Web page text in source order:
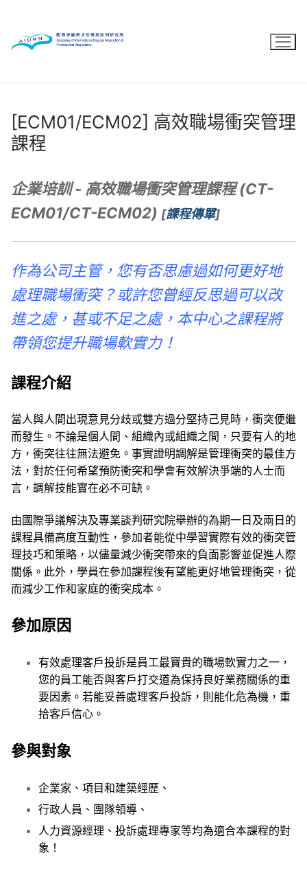
content
[ECM01/ECM02] 高效職場衝突管理
課程
企業培訓 - 高效職場衝突管理課程 (CT-
ECM01/CT-ECM02) [課程傳單]
作為公司主管，您有否思慮過如何更好地
處理職場衝突？或許您曾經反思過可以改
進之處，甚或不足之處，本中心之課程將
帶領您提升職場軟實力！
課程介紹
當人與人間出現意見分歧或雙方過分堅持己見時，衝突便繼
而發生。不論是個人間、組織內或組織之間，只要有人的地
方，衝突往往無法避免。事實證明調解是管理衝突的最佳方
法，對於任何希望預防衝突和學會有效解決爭端的人士而
言，調解技能實在必不可缺。
由國際爭議解決及專業談判研究院舉辦的為期一日及兩日的
課程具備高度互動性，參加者能從中學習實際有效的衝突管
理技巧和策略，以儘量減少衝突帶來的負面影響並促進人際
關係。此外，學員在參加課程後有望能更好地管理衝突，從
而減少工作和家庭的衝突成本。
參加原因
有效處理客戶投訴是員工最寶貴的職場軟實力之一，
您的員工能否與客戶打交道為保持良好業務關係的重
要因素。若能妥善處理客戶投訴，則能化危為機，重
拾客戶信心。
參與對象
企業家、項目和建築經歷、
行政人員、團隊領導、
人力資源經理、投訴處理專家等均為適合本課程的對
象！